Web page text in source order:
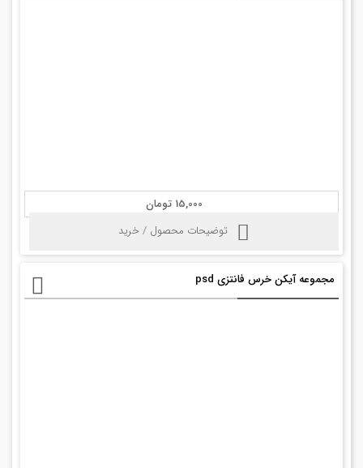
15,000 تومان
توضیحات محصول / خرید
مجموعه آیکن خرس فانتزی psd